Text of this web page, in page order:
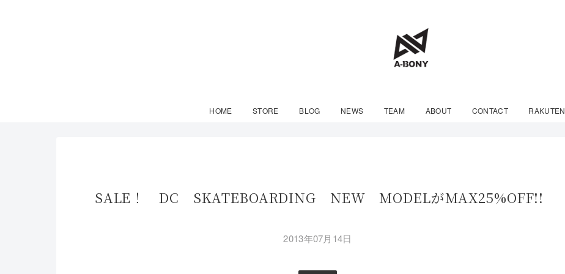
HOME STORE BLOG NEWS TEAM ABOUT CONTACT RAKUTEN
SALE！ DC SKATEBOARDING NEW MODELがMAX25%OFF!!
2013年07月14日